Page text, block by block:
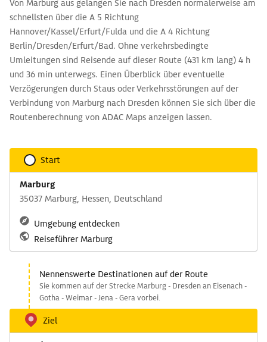
Von Marburg aus gelangen Sie nach Dresden normalerweise am
schnellsten über die A 5 Richtung
Hannover/Kassel/Erfurt/Fulda und die A 4 Richtung
Berlin/Dresden/Erfurt/Bad. Ohne verkehrsbedingte
Umleitungen sind Reisende auf dieser Route (431 km lang) 4 h
und 36 min unterwegs. Einen Überblick über eventuelle
Verzögerungen durch Staus oder Verkehrsstörungen auf der
Verbindung von Marburg nach Dresden können Sie sich über die
Routenberechnung von ADAC Maps anzeigen lassen.
Start
Marburg
35037 Marburg, Hessen, Deutschland
Umgebung entdecken
Reiseführer Marburg
Nennenswerte Destinationen auf der Route
Sie kommen auf der Strecke Marburg - Dresden an Eisenach -
Gotha - Weimar - Jena - Gera vorbei.
Ziel